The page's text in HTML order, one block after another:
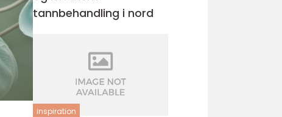
tannbehandling i nord
inspiration